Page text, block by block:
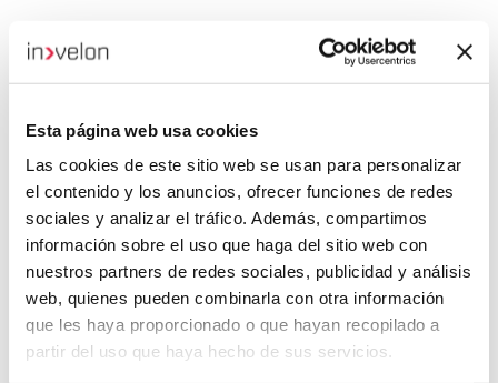
Esta página web usa cookies
Las cookies de este sitio web se usan para personalizar
el contenido y los anuncios, ofrecer funciones de redes
sociales y analizar el tráfico. Además, compartimos
información sobre el uso que haga del sitio web con
nuestros partners de redes sociales, publicidad y análisis
web, quienes pueden combinarla con otra información
que les haya proporcionado o que hayan recopilado a
partir del uso que haya hecho de sus servicios.